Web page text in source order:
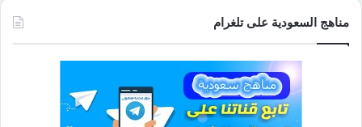
مناهج السعودية على تلغرام